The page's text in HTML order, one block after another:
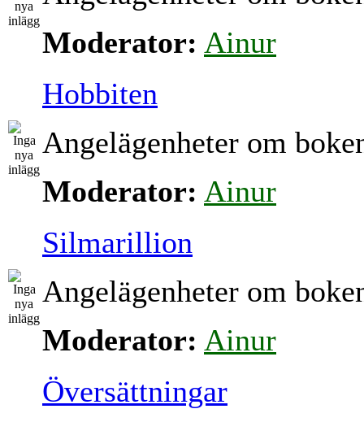
Moderator: Ainur
Hobbiten
Angelägenheter om
Moderator: Ainur
Silmarillion
Angelägenheter om
Moderator: Ainur
Översättningar